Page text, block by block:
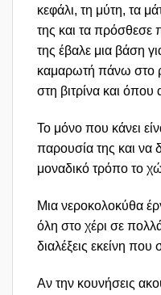
κεφάλι, τη μύτη, τα
της και τα πρόσθεσε
της έβαλε μια βάση
καμαρωτή πάνω στο
στη βιτρίνα και όπου
Το μόνο που κάνει
παρουσία της και να
μοναδικό τρόπο το
Μια νεροκολοκύθα
όλη στο χέρι σε
διαλέξεις εκείνη
Αν την κουνήσεις